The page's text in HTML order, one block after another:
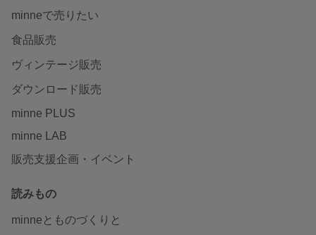
minneで売りたい
食品販売
ヴィンテージ販売
ダウンロード販売
minne PLUS
minne LAB
販売支援企画・イベント
読みもの
minneとものづくりと